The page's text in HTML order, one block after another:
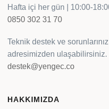
Hafta içi her gün | 10:00-
0850 302 31 70
Teknik destek ve
adresimizden ulaşabilirsiniz.
destek@yengec.co
HAKKIMIZDA